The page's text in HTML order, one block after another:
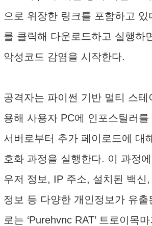
으로 위장한 링크를 포함하고 있
를 클릭해 다운로드하고 실행하
악성코드 감염을 시작한다.
공격자는 파이썬 기반 멀티 스테
용해 사용자 PC에 인포스틸러
서버로부터 추가 페이로드에 대
호화 과정을 실행한다. 이 과정
우저 정보, IP 주소, 설치된 백신
정보 등 다양한 개인정보가 유출
로는 ‘Purehvnc RAT’ 트로이목